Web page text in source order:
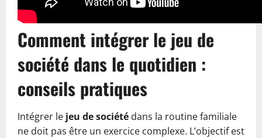
Comment intégrer le jeu de
société dans le quotidien :
conseils pratiques
Intégrer le jeu de société dans la routine familiale
ne doit pas être un exercice complexe. L’objectif est